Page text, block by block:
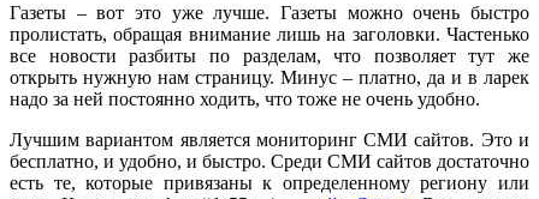
Газеты – вот это уже лучше. Газеты можно очень быстро
пролистать, обращая внимание лишь на заголовки. Частенько
все новости разбиты по разделам, что позволяет тут же
открыть нужную нам страницу. Минус – платно, да и в ларек
надо за ней постоянно ходить, что тоже не очень удобно.
Лучшим вариантом является мониторинг СМИ сайтов. Это и
бесплатно, и удобно, и быстро. Среди СМИ сайтов достаточно
есть те, которые привязаны к определенному региону или